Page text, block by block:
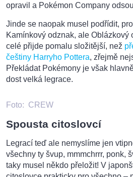
opravil a Pokémon Company
Jinde se naopak musel podřídit,
Kamínkový odznak, ale Oblázkový
celé přijde pomalu složitější, než
češtiny Harryho Pottera, zřejmě
Překládat Pokémony je však
dost velká legrace.
Foto: CREW
Spousta citoslovcí
Legrací teď ale nemyslíme jen
všechny ty švup, mmmchrrr, ponk,
taky musel někdo přeložit! V